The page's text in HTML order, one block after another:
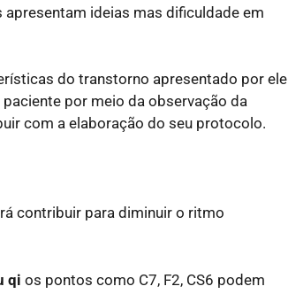
ideias mas dificuldade em
do transtorno apresentado por ele
por meio da observação da
com a elaboração do seu protocolo.
contribuir para diminuir o ritmo
qi os pontos como C7, F2, CS6 podem